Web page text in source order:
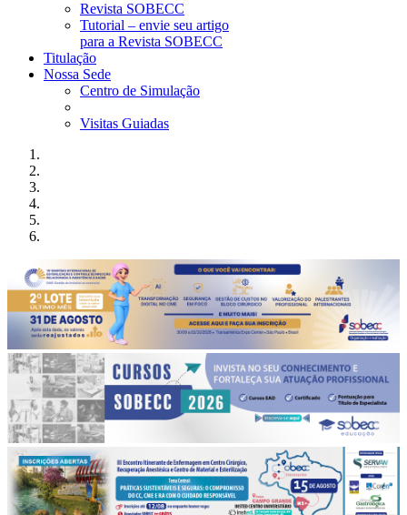
Revista SOBECC
Tutorial – envie seu artigo
para a Revista SOBECC
Titulação
Nossa Sede
Centro de Simulação
Visitas Guiadas